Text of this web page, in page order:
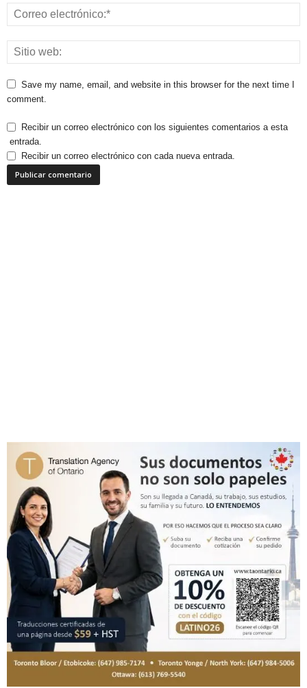
Save my name, email, and website in this browser for the next time I
comment.
Recibir un correo electrónico con los siguientes comentarios a esta
entrada.
Recibir un correo electrónico con cada nueva entrada.